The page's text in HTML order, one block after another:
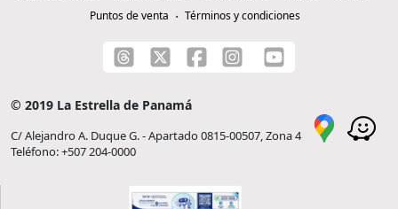
Puntos de venta
Términos y condiciones
© 2019 La Estrella de Panamá
C/ Alejandro A. Duque G. - Apartado 0815-00507, Zona 4
Teléfono: +507 204-0000